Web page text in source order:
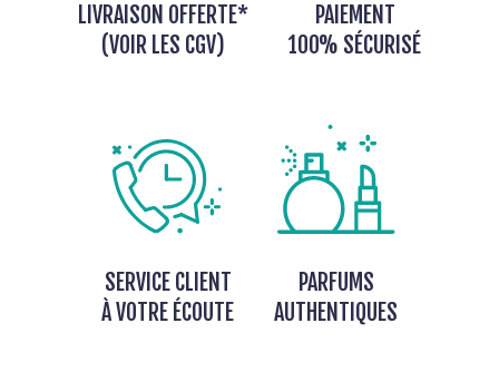
LIVRAISON OFFERTE*
(VOIR LES CGV)
PAIEMENT
100% SÉCURISÉ
SERVICE CLIENT
À VOTRE ÉCOUTE
PARFUMS
AUTHENTIQUES